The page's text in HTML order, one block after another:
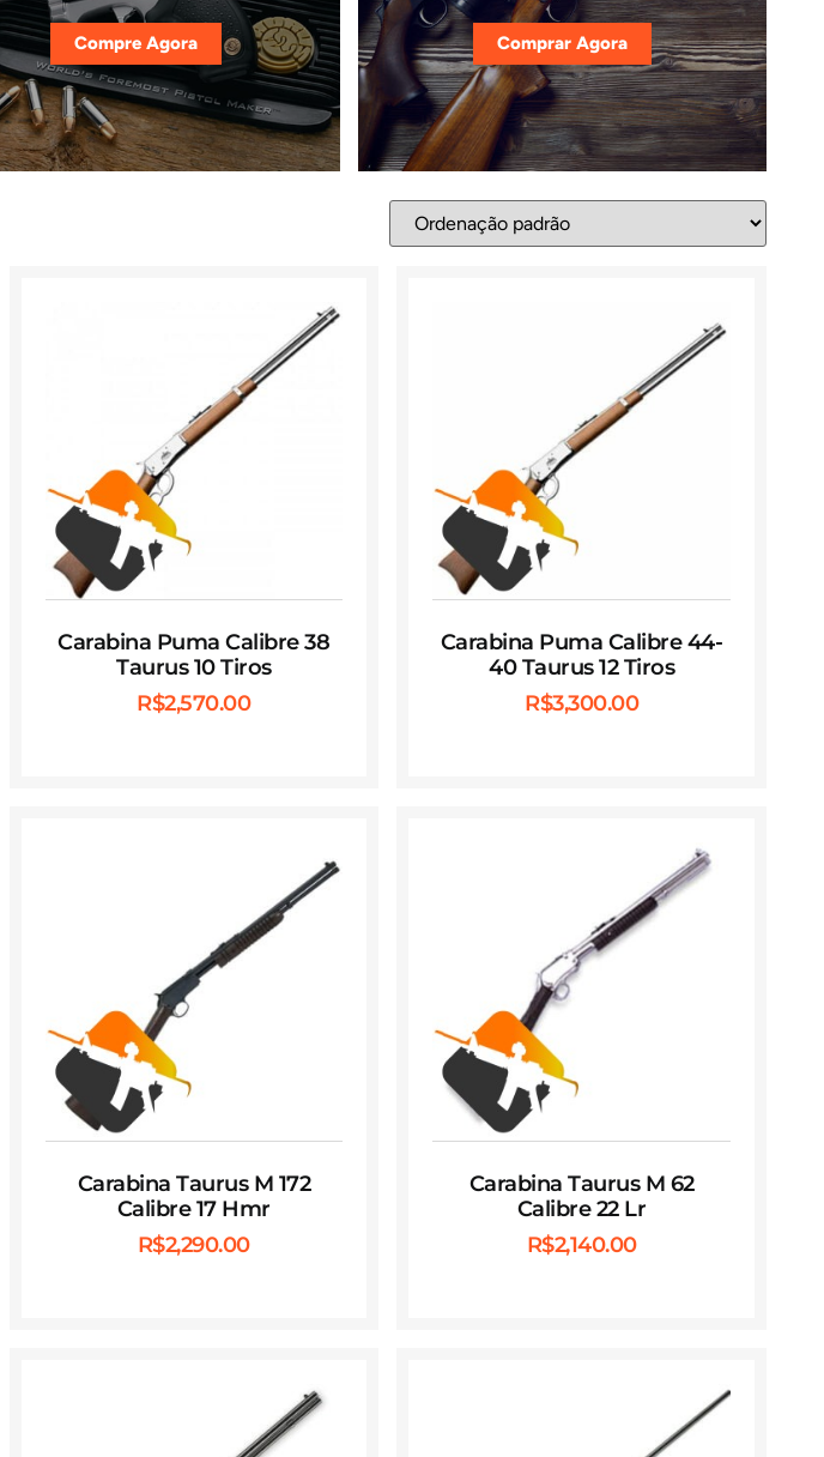
Compre Agora Comprar Agora
Carabina Puma Calibre 38
Taurus 10 Tiros
R$2,570.00
Carabina Puma Calibre 44-
40 Taurus 12 Tiros
R$3,300.00
Carabina Taurus M 172
Calibre 17 Hmr
R$2,290.00
Carabina Taurus M 62
Calibre 22 Lr
R$2,140.00